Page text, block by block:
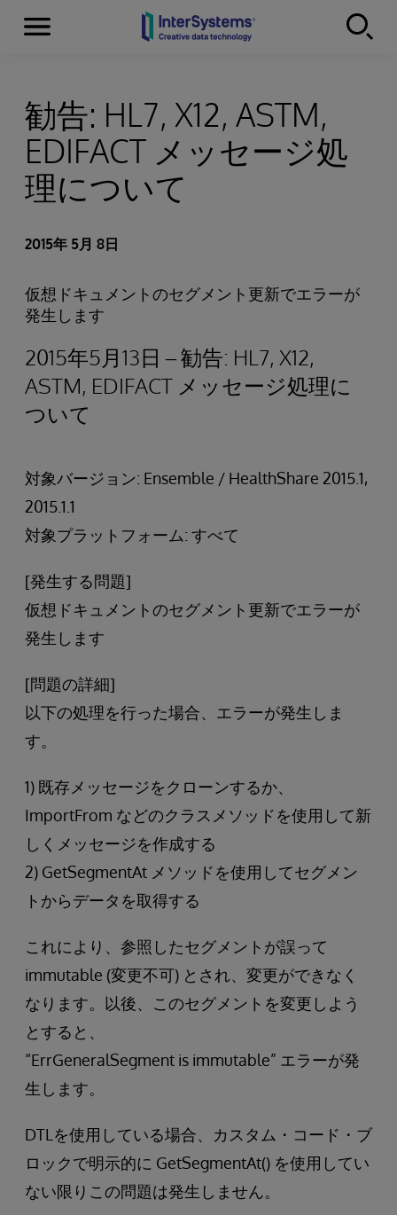
Skip to content
Menu
勧告: HL7, X12, ASTM,
EDIFACT メッセージ処
理について
2015年 5月 8日
仮想ドキュメントのセグメント更新でエラーが
発生します
2015年5月13日 – 勧告: HL7, X12,
ASTM, EDIFACT メッセージ処理に
ついて
対象バージョン: Ensemble / HealthShare 2015.1,
2015.1.1
対象プラットフォーム: すべて
[発生する問題]
仮想ドキュメントのセグメント更新でエラーが
発生します
[問題の詳細]
以下の処理を行った場合、エラーが発生しま
す。
1) 既存メッセージをクローンするか、
ImportFrom などのクラスメソッドを使用して新
しくメッセージを作成する
2) GetSegmentAt メソッドを使用してセグメン
トからデータを取得する
これにより、参照したセグメントが誤って
immutable (変更不可) とされ、変更ができなく
なります。以後、このセグメントを変更しよう
とすると、
“ErrGeneralSegment is immutable” エラーが発
生します。
DTLを使用している場合、カスタム・コード・ブ
ロックで明示的に GetSegmentAt() を使用してい
ない限りこの問題は発生しません。